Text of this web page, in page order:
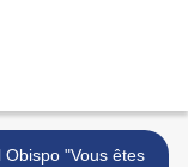
Obispo "Vous êtes